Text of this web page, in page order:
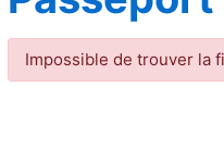
Impossible de trouver la